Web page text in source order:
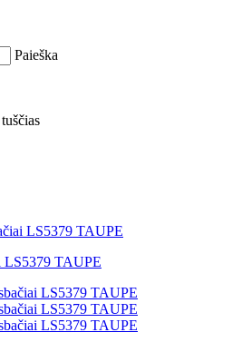
Paieška
LS5379 TAUPE